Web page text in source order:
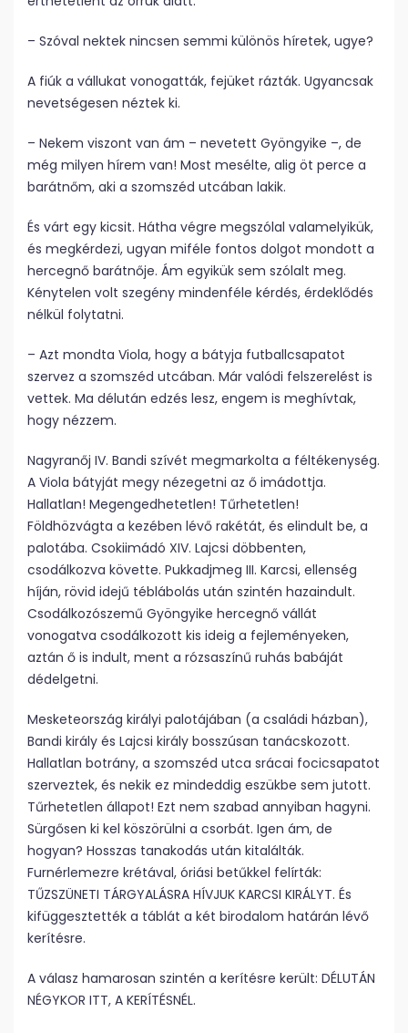
– Szóval nektek nincsen semmi különös híretek, ugye?
A fiúk a vállukat vonogatták, fejüket rázták. Ugyancsak
nevetségesen néztek ki.
– Nekem viszont van ám – nevetett Gyöngyike –, de
még milyen hírem van! Most mesélte, alig öt perce a
barátnőm, aki a szomszéd utcában lakik.
És várt egy kicsit. Hátha végre megszólal valamelyikük,
és megkérdezi, ugyan miféle fontos dolgot mondott a
hercegnő barátnője. Ám egyikük sem szólalt meg.
Kénytelen volt szegény mindenféle kérdés, érdeklődés
nélkül folytatni.
– Azt mondta Viola, hogy a bátyja futballcsapatot
szervez a szomszéd utcában. Már valódi felszerelést is
vettek. Ma délután edzés lesz, engem is meghívtak,
hogy nézzem.
Nagyranőj IV. Bandi szívét megmarkolta a féltékenység.
A Viola bátyját megy nézegetni az ő imádottja.
Hallatlan! Megengedhetetlen! Tűrhetetlen!
Földhözvágta a kezében lévő rakétát, és elindult be, a
palotába. Csokiimádó XIV. Lajcsi döbbenten,
csodálkozva követte. Pukkadjmeg III. Karcsi, ellenség
híján, rövid idejű téblábolás után szintén hazaindult.
Csodálkozószemű Gyöngyike hercegnő vállát
vonogatva csodálkozott kis ideig a fejleményeken,
aztán ő is indult, ment a rózsaszínű ruhás babáját
dédelgetni.
Mesketeország királyi palotájában (a családi házban),
Bandi király és Lajcsi király bosszúsan tanácskozott.
Hallatlan botrány, a szomszéd utca srácai focicsapatot
szerveztek, és nekik ez mindeddig eszükbe sem jutott.
Tűrhetetlen állapot! Ezt nem szabad annyiban hagyni.
Sürgősen ki kel köszörülni a csorbát. Igen ám, de
hogyan? Hosszas tanakodás után kitalálták.
Furnérlemezre krétával, óriási betűkkel felírták:
TŰZSZÜNETI TÁRGYALÁSRA HÍVJUK KARCSI KIRÁLYT. És
kifüggesztették a táblát a két birodalom határán lévő
kerítésre.
A válasz hamarosan szintén a kerítésre került: DÉLUTÁN
NÉGYKOR ITT, A KERÍTÉSNÉL.